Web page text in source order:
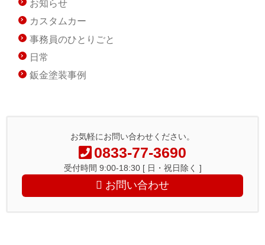
お知らせ
カスタムカー
事務員のひとりごと
日常
鈑金塗装事例
お気軽にお問い合わせください。
0833-77-3690
受付時間 9:00-18:30 [ 日・祝日除く ]
お問い合わせ